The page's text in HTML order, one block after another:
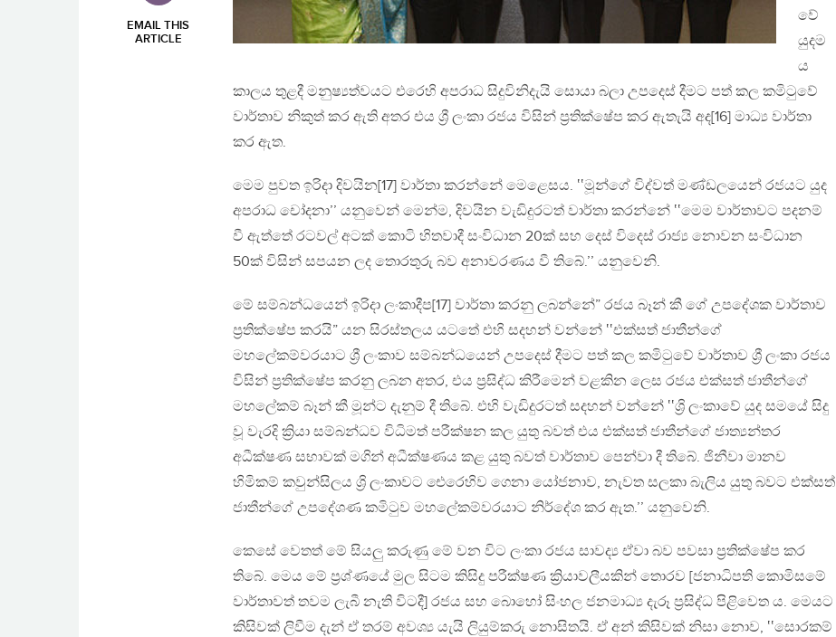
EMAIL THIS
ARTICLE
වේ
යුදම
ය
කාලය තුළදී මනුෂ්‍යත්වයට එරෙහි අපරාධ සිදුවිනිදැයි සොයා බලා උපදෙස් දීමට පත් කල කමිටුවේ
වාර්තාව නිකුත් කර ඇති අතර එය ශ්‍රී ලංකා රජය විසින් ප්‍රතික්ෂේප කර ඇතැයි අද[16] මාධ්‍ය වාර්තා
කර ඇත.
මෙම පුවත ඉරිදා දිවයින[17] වාර්තා කරන්නේ මෙළෙසය. ‛‛මූන්ගේ විද්වත් මණ්ඩලයෙන් රජයට යුද
අපරාධ චෝදනා’’ යනුවෙන් මෙන්ම, දිවයින වැඩිදුරටත් වාර්තා කරන්නේ ‛‛මෙම වාර්තාවට පදනම්
වී ඇත්තේ රටවල් අටක් කොටි හිතවාදී සංවිධාන 20ක් සහ දෙස් විදෙස් රාජ්‍ය නොවන සංවිධාන
50ක් විසින් සපයන ලද තොරතුරු බව අනාවරණය වී තිබේ.’’ යනුවෙනි.
මේ සම්බන්ධයෙන් ඉරිදා ලංකාදීප[17] වාර්තා කරනු ලබන්නේ” රජය බෑන් කී ගේ උපදේශක වාර්තාව
ප්‍රතික්ෂේප කරයි” යන සිරස්තලය යටතේ එහි සදහන් වන්නේ ‛‛එක්සත් ජාතීන්ගේ
මහලේකම්වරයාට ශ්‍රී ලංකාව සම්බන්ධයෙන් උපදෙස් දීමට පත් කල කමිටුවේ වාර්තාව ශ්‍රී ලංකා රජය
විසින් ප්‍රතික්ෂේප කරනු ලබන අතර, එය ප්‍රසිද්ධ කිරීමෙන් වළකින ලෙස රජය එක්සත් ජාතීන්ගේ
මහලේකම් බෑන් කී මූන්ට දැනුම් දී තිබේ. එහි වැඩිදුරටත් සදහන් වන්නේ ‛‛ශ්‍රි ලංකාවේ යුද සමයේ සිදු
වූ වැරදි ක්‍රියා සම්බන්ධව විධිමත් පරීක්ෂන කල යුතු බවත් එය එක්සත් ජාතීන්ගේ ජාත්‍යන්තර
අධීක්ෂණ සභාවක් මගින් අධීක්ෂණය කළ යුතු බවත් වාර්තාව පෙන්වා දී තිබේ. ජිනීවා මානව
හිමිකම් කවුන්සිලය ශ්‍රි ලංකාවට ඓරෙහිව ගෙනා යෝජනාව, නැවත සලකා බැලිය යුතු බවට එක්සත්
ජාතීන්ගේ උපදේශණ කමිටුව මහලේකම්වරයාට නිර්දේශ කර ඇත.’’ යනුවෙනි.
කෙසේ වෙතත් මේ සියලු කරුණු මේ වන විට ලංකා රජය සාවද්‍ය ඒවා බව පවසා ප්‍රතික්ෂේප කර
තිබේ. මෙය මේ ප්‍රශ්ණයේ මුල සිටම කිසිදු පරීක්ෂණ ක්‍රියාවලීයකින් තොරව [ජනාධිපති කොමිසමේ
වාර්තාවත් තවම ලැබී නැති විටදී] රජය සහ බොහෝ සිංහල ජනමාධ්‍ය දැරූ ප්‍රසිද්ධ පිළිවෙත ය. මෙයට
කිසිවක් ලිවීම දැන් ඒ තරම් අවශ්‍ය යැයි ලියුම්කරු නොසිතයි. ඒ අන් කිසිවක් නිසා නොව, ‛‛සොරකම්